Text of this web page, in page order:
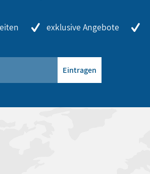
exklusive Angebote
Eintragen